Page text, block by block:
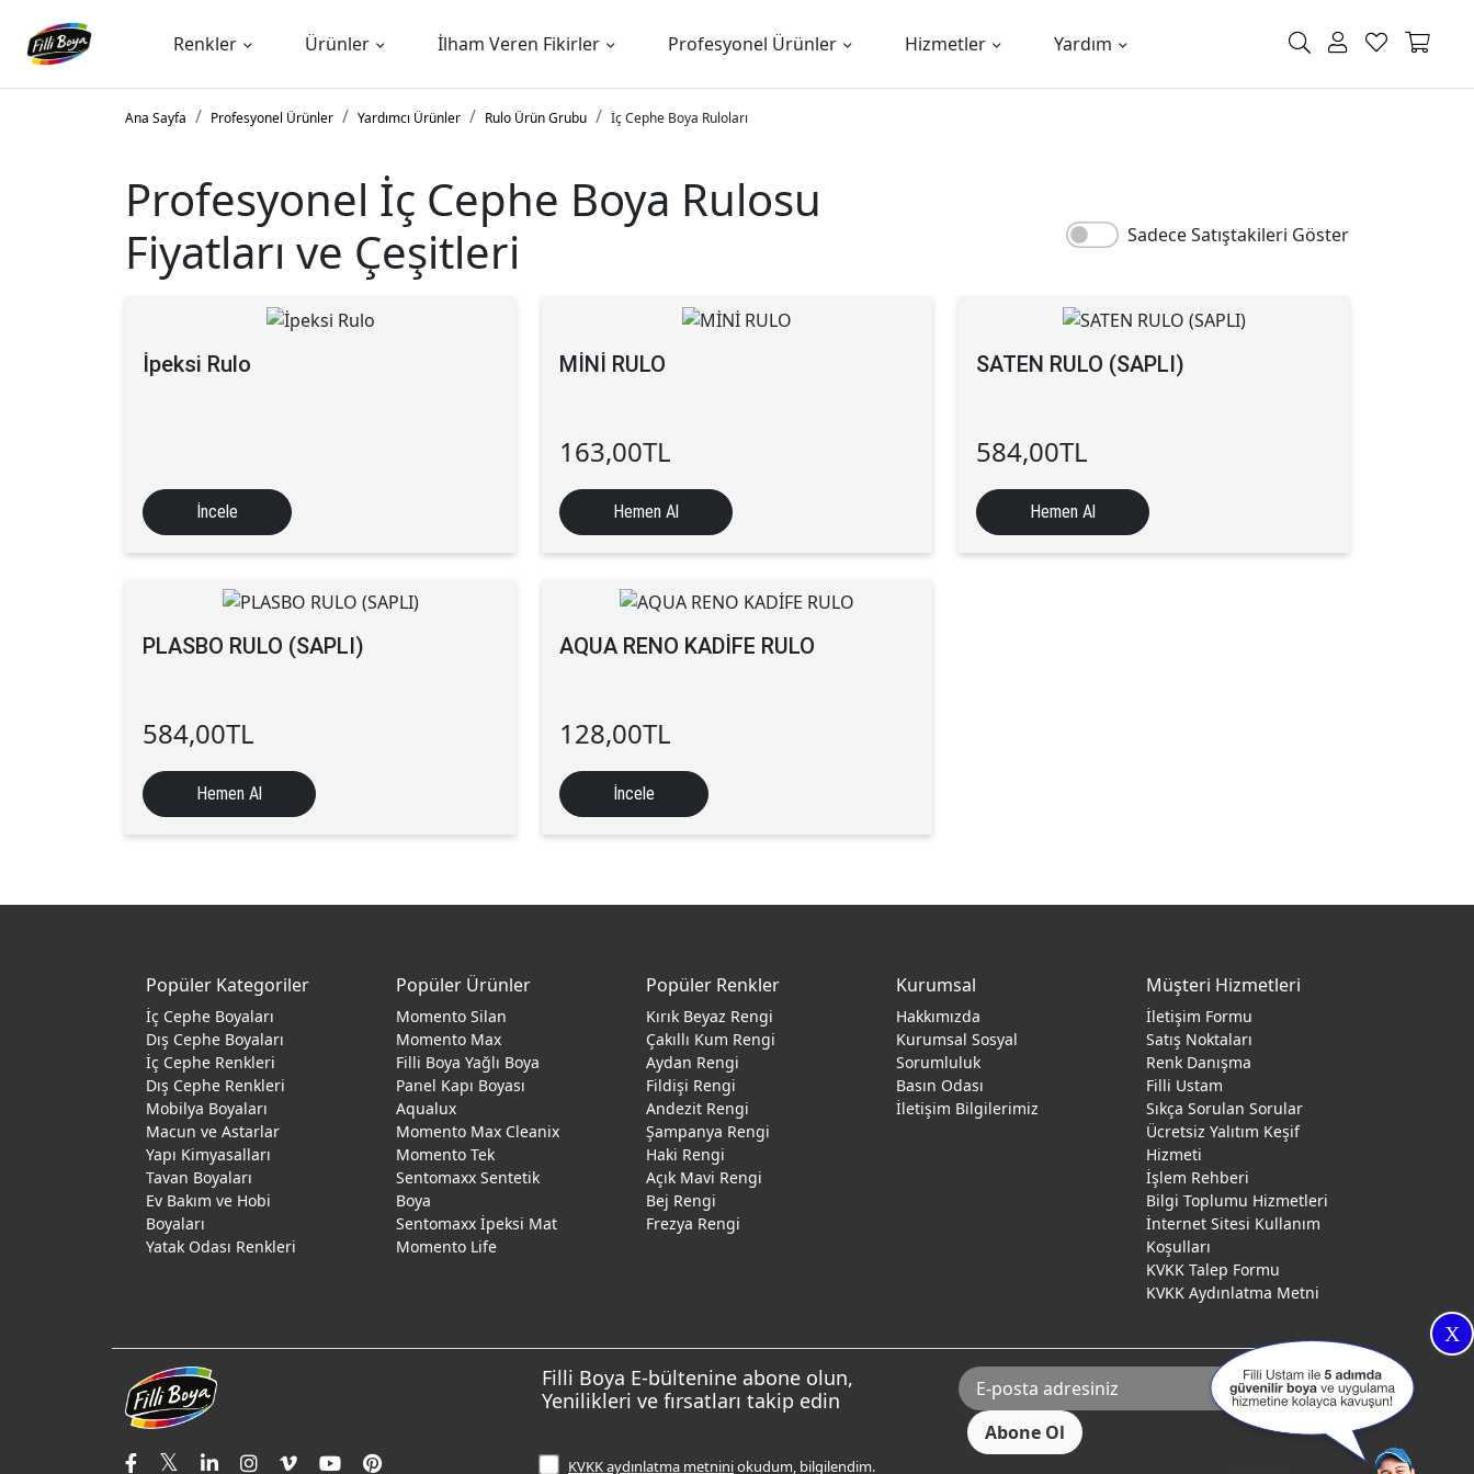
Renkler Ürünler İlham Veren Fikirler Profesyonel Ürünler Hizmetler Yardım
Ana Sayfa Profesyonel Ürünler Yardımcı Ürünler Rulo Ürün Grubu İç Cephe Boya Ruloları
Profesyonel İç Cephe Boya Rulosu
Fiyatları ve Çeşitleri
Sadece Satıştakileri Göster
İpeksi Rulo
İncele
MİNİ RULO
163,00TL
Hemen Al
SATEN RULO (SAPLI)
584,00TL
Hemen Al
PLASBO RULO (SAPLI)
584,00TL
Hemen Al
AQUA RENO KADİFE RULO
128,00TL
İncele
X
Popüler Kategoriler
İç Cephe Boyaları
Dış Cephe Boyaları
İç Cephe Renkleri
Dış Cephe Renkleri
Mobilya Boyaları
Macun ve Astarlar
Yapı Kimyasalları
Tavan Boyaları
Ev Bakım ve Hobi
Boyaları
Yatak Odası Renkleri
Popüler Ürünler
Momento Silan
Momento Max
Filli Boya Yağlı Boya
Panel Kapı Boyası
Aqualux
Momento Max Cleanix
Momento Tek
Sentomaxx Sentetik
Boya
Sentomaxx İpeksi Mat
Momento Life
Popüler Renkler
Kırık Beyaz Rengi
Çakıllı Kum Rengi
Aydan Rengi
Fildişi Rengi
Andezit Rengi
Şampanya Rengi
Haki Rengi
Açık Mavi Rengi
Bej Rengi
Frezya Rengi
Kurumsal
Hakkımızda
Kurumsal Sosyal
Sorumluluk
Basın Odası
İletişim Bilgilerimiz
Müşteri Hizmetleri
İletişim Formu
Satış Noktaları
Renk Danışma
Filli Ustam
Sıkça Sorulan Sorular
Ücretsiz Yalıtım Keşif
Hizmeti
İşlem Rehberi
Bilgi Toplumu Hizmetleri
İnternet Sitesi Kullanım
Koşulları
KVKK Talep Formu
KVKK Aydınlatma Metni
Filli Boya E-bültenine abone olun,
Yenilikleri ve fırsatları takip edin
KVKK aydınlatma metniniokudum, bilgilendim.